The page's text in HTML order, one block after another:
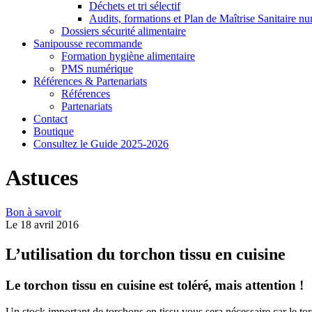
Déchets et tri sélectif
Audits, formations et Plan de Maîtrise Sanitaire
Dossiers sécurité alimentaire
Sanipousse recommande
Formation hygiène alimentaire
PMS numérique
Références & Partenariats
Références
Partenariats
Contact
Boutique
Consultez le Guide 2025-2026
Astuces
Bon à savoir
Le 18 avril 2016
L’utilisation du torchon tissu en cuisine
Le torchon tissu en cuisine est toléré, mais attention !